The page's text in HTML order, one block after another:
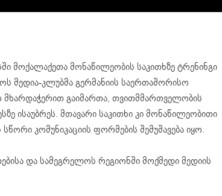
მოქალაქეთა მონაწილეობის საკითხზე ტრენინგი
მედია-კლუბმა გერმანიის საერთაშორისო
გაიმართა, თვითმმართველობის
ისაუბრეს. მთავარი საკითხი კი მონაწილეობითი
კომუნიკაციის ფორმების შემუშავება იყო.
და სამეგრელოს რეგიონში მოქმედი მედიის